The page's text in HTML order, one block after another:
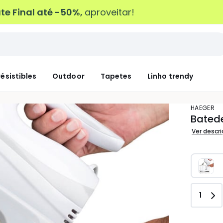
Final até -50%, aproveitar!
Outdoor Tapetes Linho trendy
HAEGER
Ver
1